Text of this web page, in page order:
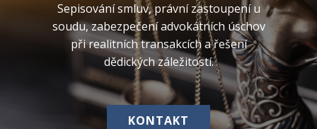
Sepisování smluv, právní zastoupení u
soudu, zabezpečení advokátních úschov
při realitních transakcích a řešení
dědických záležitostí.
KONTAKT